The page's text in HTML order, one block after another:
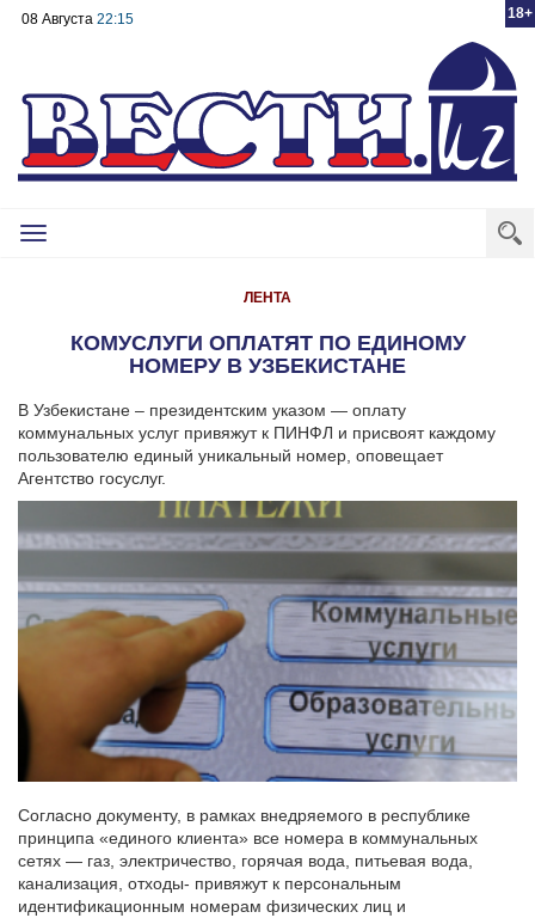
18+
08 Августа 22:15
Toggle
ЛЕНТА
КОМУСЛУГИ ОПЛАТЯТ ПО ЕДИНОМУ
НОМЕРУ В УЗБЕКИСТАНЕ
В Узбекистане – президентским указом — оплату
коммунальных услуг привяжут к ПИНФЛ и присвоят каждому
пользователю единый уникальный номер, оповещает
Агентство госуслуг.
Согласно документу, в рамках внедряемого в республике
принципа «единого клиента» все номера в коммунальных
сетях — газ, электричество, горячая вода, питьевая вода,
канализация, отходы- привяжут к персональным
идентификационным номерам физических лиц и